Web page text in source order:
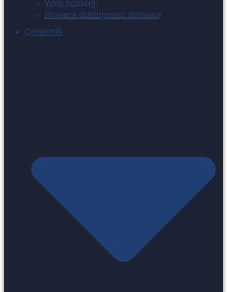
Web hosting
Provera dostupnosti domena
Cenovnik